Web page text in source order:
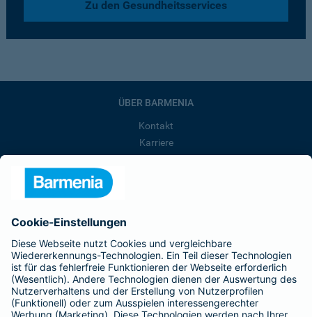
Zu den Gesundheitsservices
ÜBER BARMENIA
Kontakt
Karriere
Barmenia ist Teil der BarmeniaGothaer
BELIEBTE SEITEN
Kranken-Zusatzversicherung
Tierversicherungen
Haftpflichtversicherung